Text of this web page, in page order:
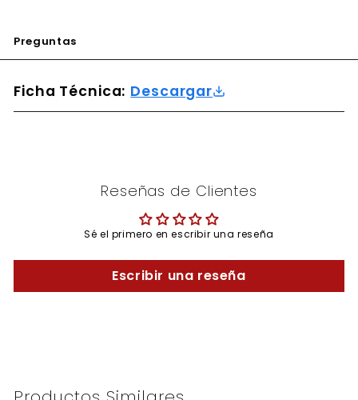
Preguntas
Ficha Técnica: Descargar
Reseñas de Clientes
Sé el primero en escribir una reseña
Escribir una reseña